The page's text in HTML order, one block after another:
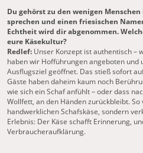
Du gehörst zu den wenigen
sprechen und einen friesischen
Echtheit wird dir abgenommen.
eure Käsekultur?
Redlef: Unser Konzept ist authentisch –
haben wir Hofführungen angeboten und
Ausflugsziel geöffnet. Das stieß sofort
Gäste haben daheim kaum noch
wie sich ein Schaf anfühlt – oder dass
Wollfett, an den Händen zurückbleibt.
handwerklichen Schafskäse, sondern
Erlebnis: Der Käse schafft Erinnerung,
Verbraucheraufklärung.